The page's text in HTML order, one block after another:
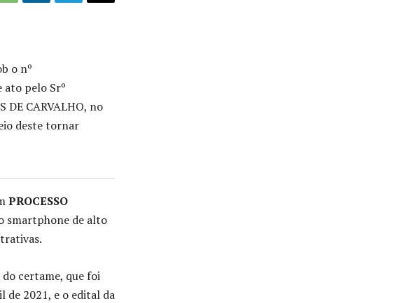
o nº
ato pelo Srº
DE CARVALHO, no
deste tornar
PROCESSO
smartphone de alto
certame, que foi
de 2021, e o edital da